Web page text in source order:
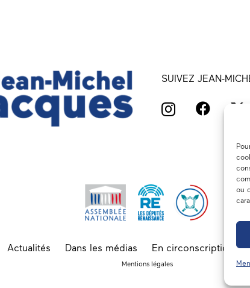
ou
SUIVEZ JEAN-
Actualités Dans les médias En circonscription
Mentions légales